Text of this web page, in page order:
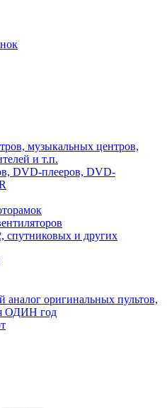
музыкальных центров,
и т.п.
DVD-плееров, DVD-
спутниковых и других
аналог оригинальных пультов,
ОДИН год